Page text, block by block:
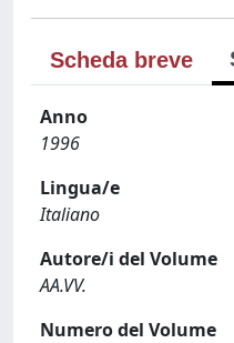
Scheda breve
Anno
1996
Lingua/e
Italiano
Autore/i del Volume
AA.VV.
Numero del Volume